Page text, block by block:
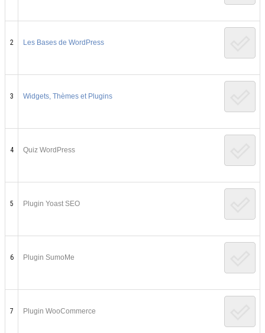
2 Les Bases de WordPress
3 Widgets, Thèmes et Plugins
4 Quiz WordPress
5 Plugin Yoast SEO
6 Plugin SumoMe
7 Plugin WooCommerce